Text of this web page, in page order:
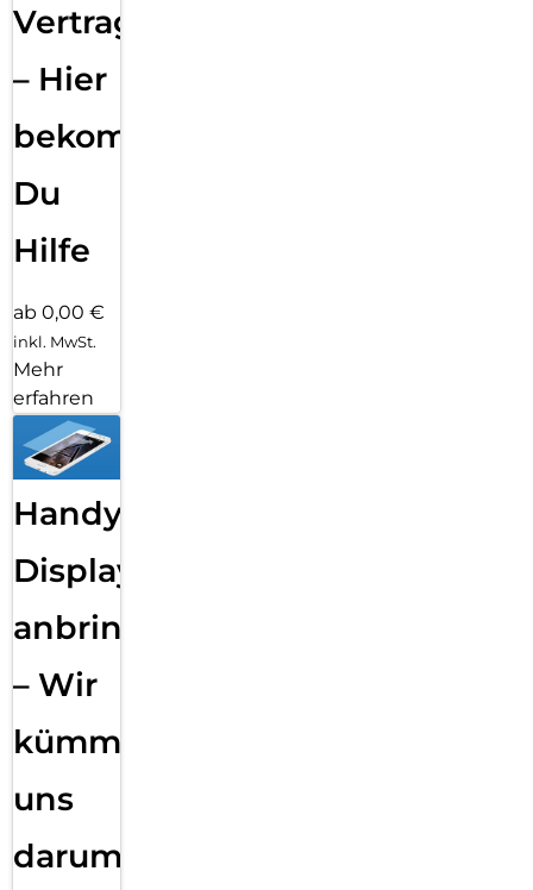
Vertragsabwicklung
– Hier
bekommst
Du
Hilfe
ab 0,00 €
inkl. MwSt.
Mehr
erfahren
Handy
Displayfolie
anbringen
– Wir
kümmern
uns
darum!